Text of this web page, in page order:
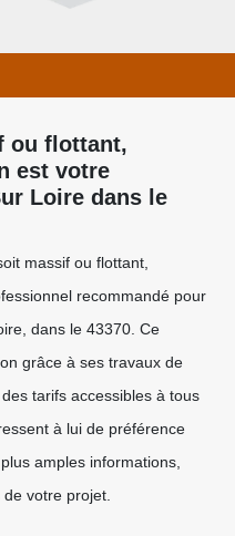
ou flottant,
est votre
Loire dans le
massif ou flottant,
recommandé pour
dans le 43370. Ce
grâce à ses travaux de
tarifs accessibles à tous
à lui de préférence
amples informations,
votre projet.